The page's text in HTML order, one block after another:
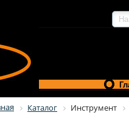
Каталог Инструмент